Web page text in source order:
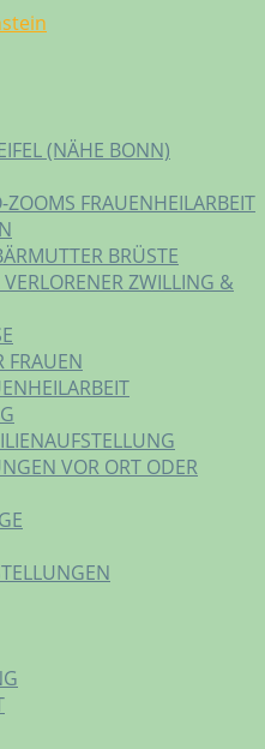
(NÄHE BONN)
ZOOMS FRAUENHEILARBEIT
BRÜSTE
ZWILLING &
FRAUEN
VOR ORT ODER